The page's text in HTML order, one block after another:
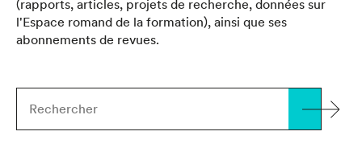
(rapports, articles, projets de recherche, données sur
l'Espace romand de la formation), ainsi que ses
abonnements de revues.